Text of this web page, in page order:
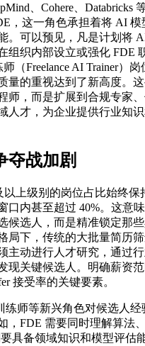
、Cohere、Databricks
，这一角色承担着将 AI
。可以预见，凡是计划将
组织内部设立或强化 FDE
（Freelance AI Trainer）
量的重视达到了新高度。
师，而是扩展到合规专家、
人才，为企业提供行业知
夺战加剧
以上级别的岗位占比始终保
口内甚至超过 40%。这意
候选人，而是精准锁定那
局下，传统的大批量简历
主动进行人才研究，通过
现关键候选人。明确薪资
接受率的关键要素。
练师等新兴角色对候选人经
，FDE 需要同时理解算法
具备领域知识和模型评估